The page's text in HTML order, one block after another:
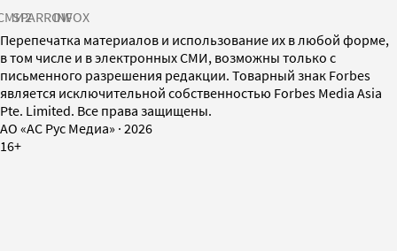
SPARROWINFOX
Перепечатка материалов и использование их в любой форме,
в том числе и в электронных СМИ, возможны только с
письменного разрешения редакции. Товарный знак Forbes
является исключительной собственностью Forbes Media Asia
Pte. Limited. Все права защищены.
AO «АС Рус Медиа» · 2026
16+